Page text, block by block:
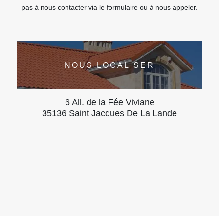
pas à nous contacter via le formulaire ou à nous appeler.
NOUS LOCALISER
6 All. de la Fée Viviane
35136 Saint Jacques De La Lande